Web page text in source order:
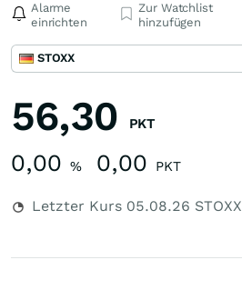
Alarme
einrichten
Zur Watchlist
hinzufügen
STOXX
56,30 PKT
0,00 % 0,00 PKT
Letzter Kurs 05.08.26 STOXX